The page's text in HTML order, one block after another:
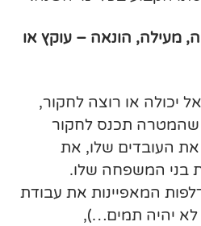
מעילה, הונאה – עוקץ או
יכולה או רוצה לחקור,
שהמטרה תכנס לחקור
את העובדים שלו, את
בני המשפחה שלו.
המאפיינות את עבודת
יהיה תמים…),